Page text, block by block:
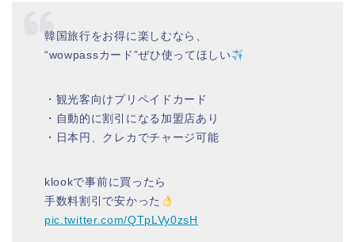
韓国旅行をお得に楽しむなら、
“wowpassカード”ぜひ使ってほしい
・観光客向けプリペイドカード
・自動的に割引になる加盟店あり
・日本円、クレカでチャージ可能
klookで事前に買ったら
手数料割引で安かった
pic.twitter.com/QTpLVy0zsH